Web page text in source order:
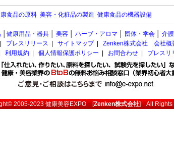
食品の原料 美容・化粧品の製造 健康食品の機器設備
健康用品・器具 美容 ハーブ・アロマ 団体・学会 介
プレスリリース サイトマップ| Zenken株式会社 会社概
利用規約 個人情報保護ポリシー お問合わせ プレスリ
2005-2023健康美容EXPO[Zenken株式会社] All Rights